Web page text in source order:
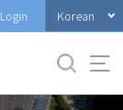
Login Korean